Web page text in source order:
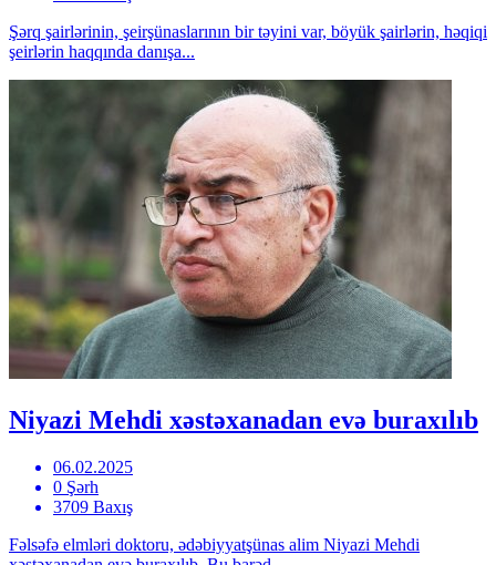
Şərq şairlərinin, şeirşünaslarının bir təyini var, böyük şairlərin, həqiqi
şeirlərin haqqında danışa...
Niyazi Mehdi xəstəxanadan evə buraxılıb
06.02.2025
0 Şərh
3709 Baxış
Fəlsəfə elmləri doktoru, ədəbiyyatşünas alim Niyazi Mehdi